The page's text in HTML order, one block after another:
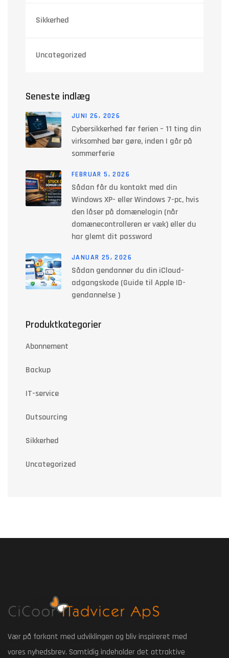
Sikkerhed
Uncategorized
Seneste indlæg
JUNI 26, 2026
Cybersikkerhed før ferien – 11 ting din
virksomhed bør gøre, inden I går på
sommerferie
FEBRUAR 5, 2026
Sådan får du kontakt med din
Windows XP- eller Windows 7-pc, hvis
den låser på domænelogin (når
domænecontrolleren er væk) eller du
har glemt dit password
JANUAR 25, 2026
Sådan gendanner du din iCloud-
adgangskode (Guide til Apple ID-
gendannelse )
Produktkategorier
Abonnement
Backup
IT-service
Outsourcing
Sikkerhed
Uncategorized
Vær på forkant med udviklingen og bliv inspireret med
vores nyhedsbrev. Samtidig indeholder det attraktive